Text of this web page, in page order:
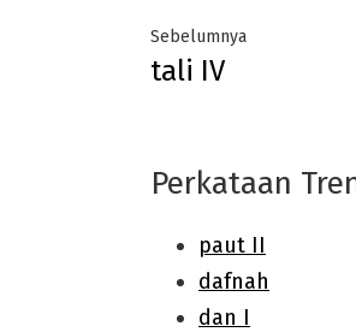
Post
navigation
SebelumnyaPrevious
tali IV
Perkataan